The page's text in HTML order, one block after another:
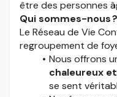
être des personnes
Qui sommes-nous ?
Le Réseau de Vie
regroupement de
Nous offrons
chaleureux
se sent